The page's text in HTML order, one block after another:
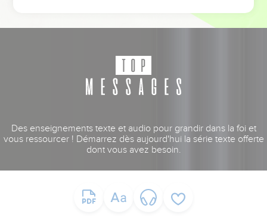
Des enseignements texte et audio pour grandir dans la foi et
vous ressourcer ! Démarrez dès aujourd'hui la série texte offerte
dont vous avez besoin.